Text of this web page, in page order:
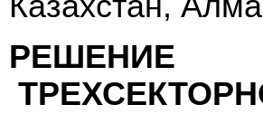
РЕШЕНИЕ